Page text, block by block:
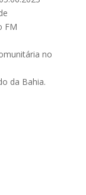
FM
no
da Bahia.